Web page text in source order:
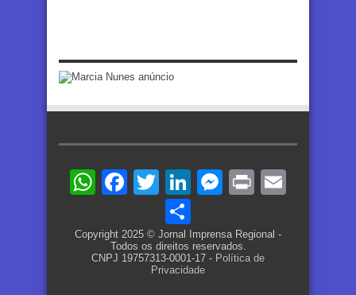
WhatsApp
Facebook
Twitter
LinkedIn
Messenger
Print
Copyright 2025 © Jornal Imprensa Regional -
Todos os direitos reservados.
CNPJ 19757313-0001-17 - Política de
Privacidade